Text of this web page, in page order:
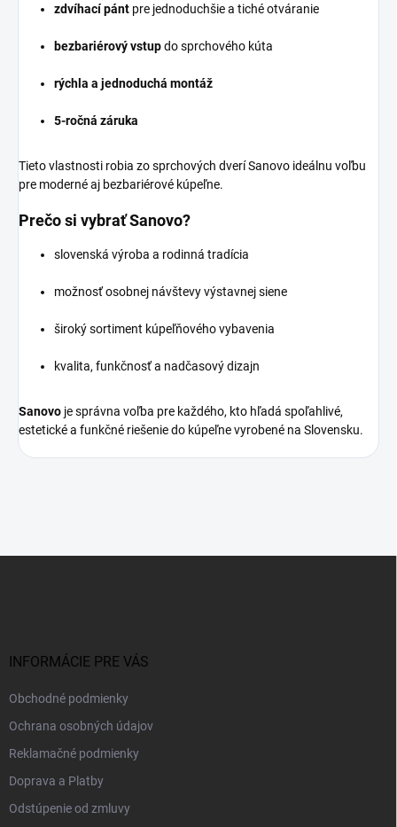
zdvíhací pánt pre jednoduchšie a tiché otváranie
bezbariérový vstupdo sprchového kúta
rýchla a jednoduchá montáž
5-ročná záruka
Tieto vlastnosti robia zo sprchových dverí Sanovo ideálnu voľbu
pre moderné aj bezbariérové kúpeľne.
Prečo si vybrať Sanovo?
slovenská výroba a rodinná tradícia
možnosť osobnej návštevy výstavnej siene
široký sortiment kúpeľňového vybavenia
kvalita, funkčnosť a nadčasový dizajn
Sanovo je správna voľba pre každého, kto hľadá spoľahlivé,
estetické a funkčné riešenie do kúpeľne vyrobené na Slovensku.
INFORMÁCIE PRE VÁS
Obchodné podmienky
Ochrana osobných údajov
Reklamačné podmienky
Doprava a Platby
Odstúpenie od zmluvy